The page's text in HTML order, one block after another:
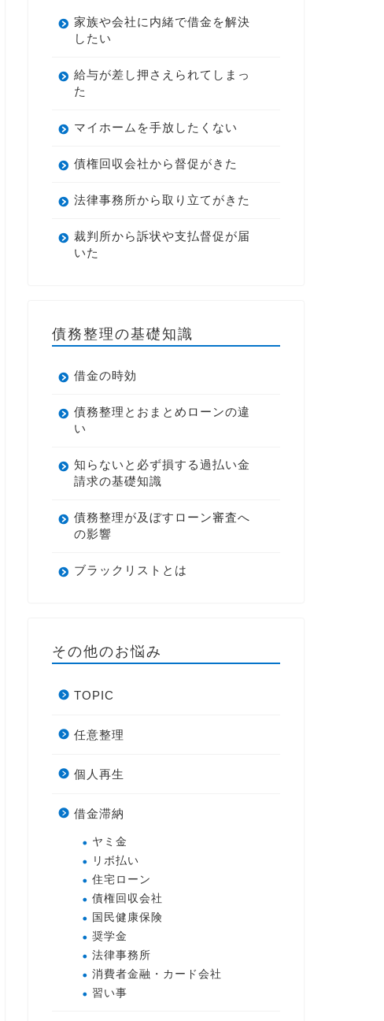
家族や会社に内緒で借金を解決
したい
給与が差し押さえられてしまっ
た
マイホームを手放したくない
債権回収会社から督促がきた
法律事務所から取り立てがきた
裁判所から訴状や支払督促が届
いた
債務整理の基礎知識
借金の時効
債務整理とおまとめローンの違
い
知らないと必ず損する過払い金
請求の基礎知識
債務整理が及ぼすローン審査へ
の影響
ブラックリストとは
その他のお悩み
TOPIC
任意整理
個人再生
借金滞納
ヤミ金
リボ払い
住宅ローン
債権回収会社
国民健康保険
奨学金
法律事務所
消費者金融・カード会社
習い事